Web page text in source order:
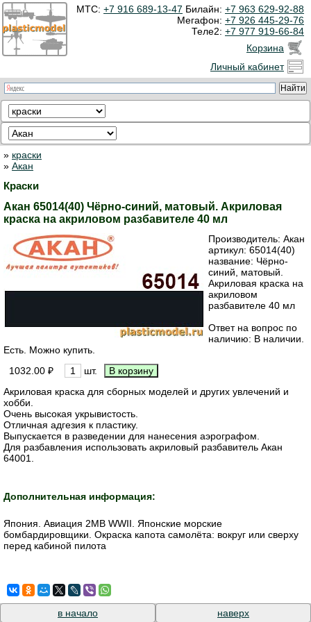
МТС: +7 916 689-13-47 Билайн: +7 963 629-92-88
Мегафон: +7 926 445-29-76
Теле2: +7 977 919-66-84
Корзина
Личный кабинет
» краски
» Акан
Краски
Акан 65014(40) Чёрно-синий, матовый. Акриловая
краска на акриловом разбавителе 40 мл
Производитель: Акан
артикул: 65014(40)
название: Чёрно-
синий, матовый.
Акриловая краска на
акриловом
разбавителе 40 мл
Ответ на вопрос по
наличию: В наличии.
Есть. Можно купить.
1032.00 ₽
шт.
Акриловая краска для сборных моделей и других увлечений и
хобби.
Очень высокая укрывистость.
Отличная адгезия к пластику.
Выпускается в разведении для нанесения аэрографом.
Для разбавления использовать акриловый разбавитель Акан
64001.
Дополнительная информация:
Япония. Авиация 2МВ WWII. Японские морские
бомбардировщики. Окраска капота самолёта: вокруг или сверху
перед кабиной пилота
в начало наверх